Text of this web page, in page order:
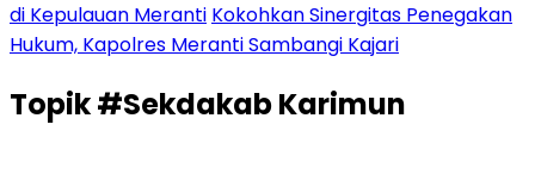
di Kepulauan Meranti Kokohkan Sinergitas Penegakan
Hukum, Kapolres Meranti Sambangi Kajari
Topik#Sekdakab Karimun